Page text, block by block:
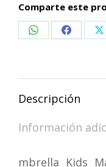
Comparte este
Compartir
WhatsApp
X
Descripción
Información
mbrella Kids